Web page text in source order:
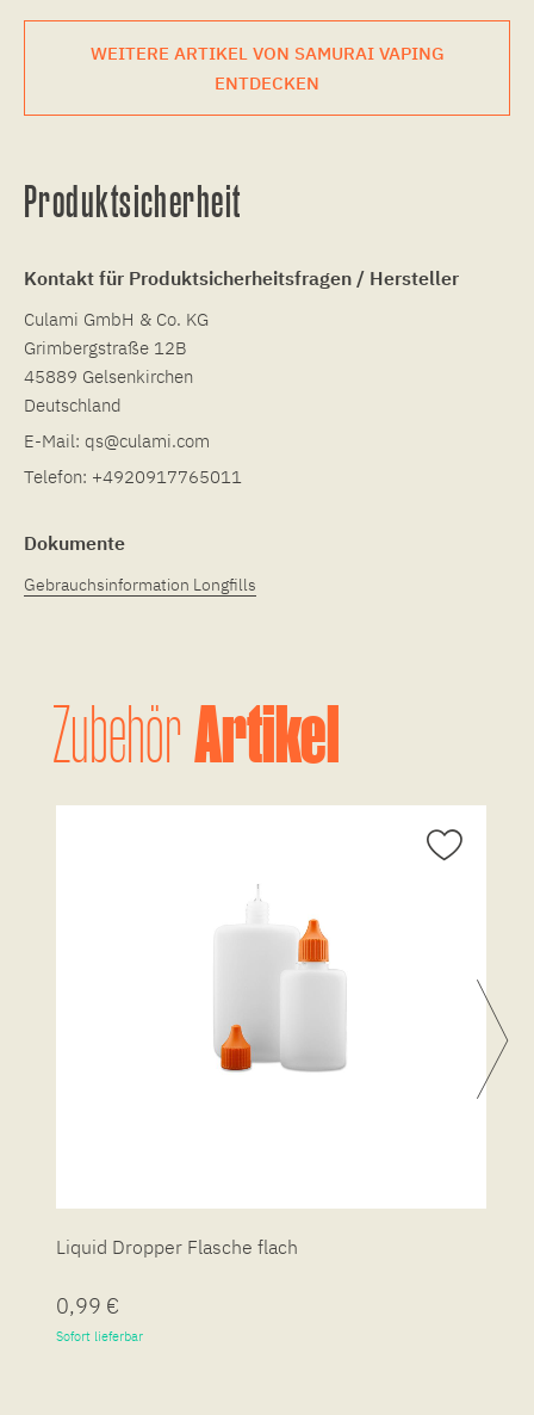
WEITERE ARTIKEL VON SAMURAI VAPING
ENTDECKEN
Produktsicherheit
Kontakt für Produktsicherheitsfragen / Hersteller
Culami GmbH & Co. KG
Grimbergstraße 12B
45889 Gelsenkirchen
Deutschland
E-Mail: qs@culami.com
Telefon: +4920917765011
Dokumente
Gebrauchsinformation Longfills
ZubehörArtikel
Liquid Dropper Flasche flach
0,99 €
Sofort lieferbar